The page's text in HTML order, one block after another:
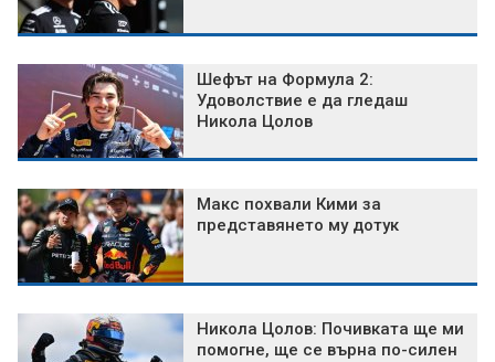
Шефът на Формула 2:
Удоволствие е да гледаш
Никола Цолов
Макс похвали Кими за
представянето му дотук
Никола Цолов: Почивката ще ми
помогне, ще се върна по-силен